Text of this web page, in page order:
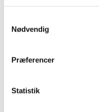
Nødvendig
Præferencer
Statistik
I praksis
rustet til både at
fundament, hvor